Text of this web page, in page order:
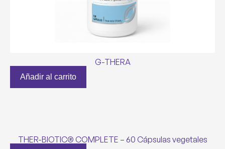
G-THERA
Añadir al carrito
THER-BIOTIC® COMPLETE – 60 Cápsulas vegetales